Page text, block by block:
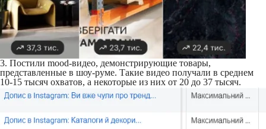
3. Постили mood-видео, демонстрирующие товары,
представленные в шоу-руме. Такие видео получали в среднем
10-15 тысяч охватов, а некоторые из них от 20 до 37 тысяч.